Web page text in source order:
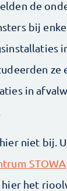
de
bij
ze
in
niet bij.
STOWA
het